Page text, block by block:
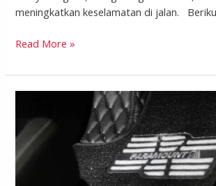
meningkatkan keselamatan di jalan.
Read More »
Mobil
Terbaik:
Nyaman,
Aman,